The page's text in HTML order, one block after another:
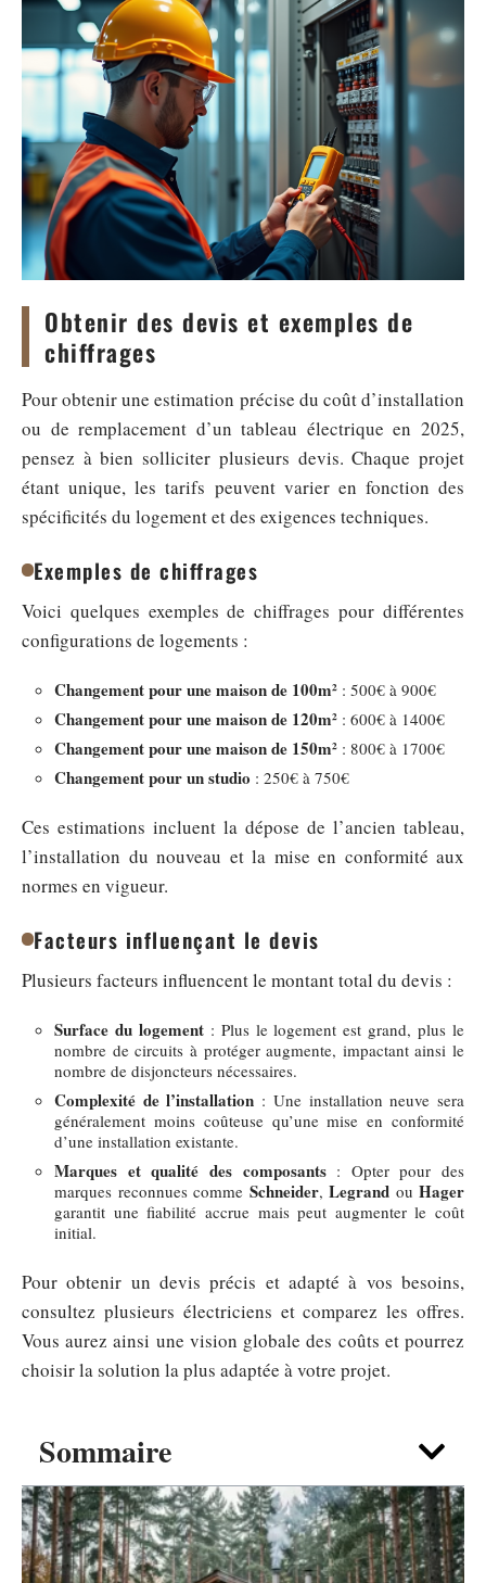
Sommaire
Obtenir des devis et exemples de
chiffrages
Pour obtenir une estimation précise du coût d’installation
ou de remplacement d’un tableau électrique en 2025,
pensez à bien solliciter plusieurs devis. Chaque projet
étant unique, les tarifs peuvent varier en fonction des
spécificités du logement et des exigences techniques.
Exemples de chiffrages
Voici quelques exemples de chiffrages pour différentes
configurations de logements :
Changement pour une maison de 100m² : 500€ à 900€
Changement pour une maison de 120m² : 600€ à 1400€
Changement pour une maison de 150m² : 800€ à 1700€
Changement pour un studio : 250€ à 750€
Ces estimations incluent la dépose de l’ancien tableau,
l’installation du nouveau et la mise en conformité aux
normes en vigueur.
Facteurs influençant le devis
Plusieurs facteurs influencent le montant total du devis :
Surface du logement: Plus le logement est grand, plus le
nombre de circuits à protéger augmente, impactant ainsi le
nombre de disjoncteurs nécessaires.
Complexité de l’installation : Une installation neuve sera
généralement moins coûteuse qu’une mise en conformité
d’une installation existante.
Marques et qualité des composants: Opter pour des
marques reconnues comme Schneider, Legrand ou Hager
garantit une fiabilité accrue mais peut augmenter le coût
initial.
Pour obtenir un devis précis et adapté à vos besoins,
consultez plusieurs électriciens et comparez les offres.
Vous aurez ainsi une vision globale des coûts et pourrez
choisir la solution la plus adaptée à votre projet.